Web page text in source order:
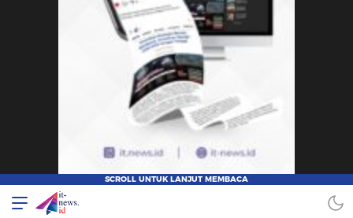
IT-NEWS
Update Cepat, Cerdas, dan Terpercaya